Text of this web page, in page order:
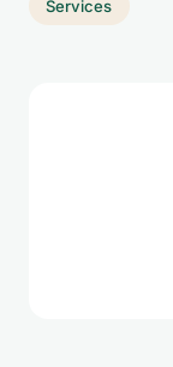
Services